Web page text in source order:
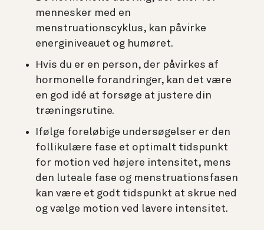
mennesker med en
menstruationscyklus, kan påvirke
energiniveauet og humøret.
Hvis du er en person, der påvirkes af
hormonelle forandringer, kan det være
en god idé at forsøge at justere din
træningsrutine.
Ifølge foreløbige undersøgelser er den
follikulære fase et optimalt tidspunkt
for motion ved højere intensitet, mens
den luteale fase og menstruationsfasen
kan være et godt tidspunkt at skrue ned
og vælge motion ved lavere intensitet.